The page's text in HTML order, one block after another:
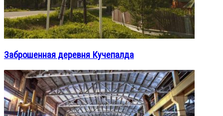
Заброшенная деревня Кучепалда